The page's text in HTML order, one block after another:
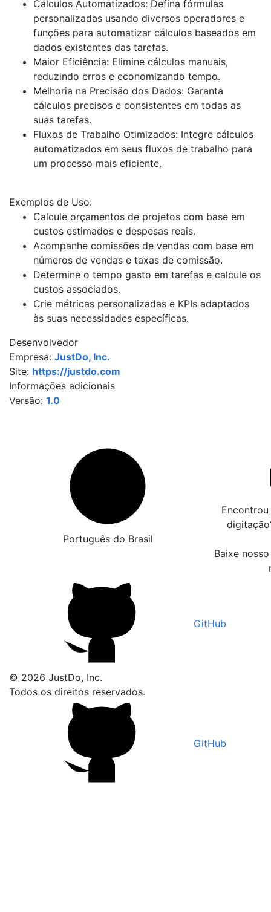
Cálculos Automatizados: Defina fórmulas
personalizadas usando diversos operadores e
funções para automatizar cálculos baseados em
dados existentes das tarefas.
Maior Eficiência: Elimine cálculos manuais,
reduzindo erros e economizando tempo.
Melhoria na Precisão dos Dados: Garanta
cálculos precisos e consistentes em todas as
suas tarefas.
Fluxos de Trabalho Otimizados: Integre cálculos
automatizados em seus fluxos de trabalho para
um processo mais eficiente.
Exemplos de Uso:
Calcule orçamentos de projetos com base em
custos estimados e despesas reais.
Acompanhe comissões de vendas com base em
números de vendas e taxas de comissão.
Determine o tempo gasto em tarefas e calcule os
custos associados.
Crie métricas personalizadas e KPIs adaptados
às suas necessidades específicas.
Desenvolvedor
Empresa: JustDo, Inc.
Site: https://justdo.com
Informações adicionais
Versão: 1.0
Português do Brasil
Baixe
GitHub
© 2026 JustDo, Inc.
Todos os direitos reservados.
GitHub